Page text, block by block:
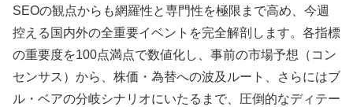
SEOの観点からも網羅性と専門性を極限まで高め、今週
控える国内外の全重要イベントを完全解剖します。各指標
の重要度を100点満点で数値化し、事前の市場予想（コン
センサス）から、株価・為替への波及ルート、さらにはブ
ル・ベアの分岐シナリオにいたるまで、圧倒的なディテー